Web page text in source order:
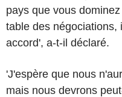
pays que vous
table des négociations,
accord', a-t-il déclaré.
'J'espère que nous
mais nous devrons